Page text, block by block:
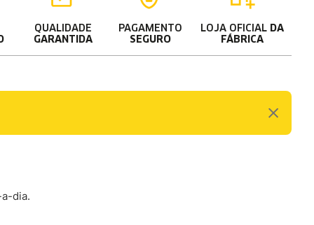
QUALIDADE
GARANTIDA
PAGAMENTO
SEGURO
LOJA OFICIAL DA
FÁBRICA
dia.